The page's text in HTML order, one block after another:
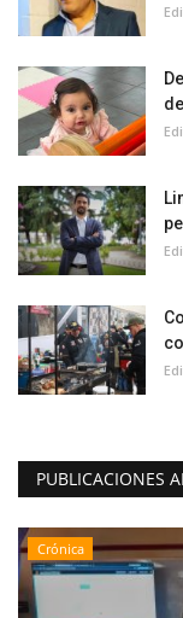
PUBLICACIONES
Crónica